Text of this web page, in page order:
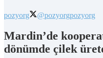
pozyorg @pozyorgpozyorg
Mardin’de
dönümde çilek